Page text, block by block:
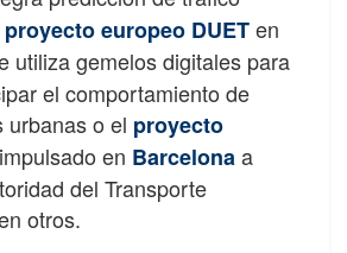
proyecto europeo DUETen
utiliza gemelos digitales para
el comportamiento de
urbanas o el proyecto
en Barcelonaa
del Transporte
otros.